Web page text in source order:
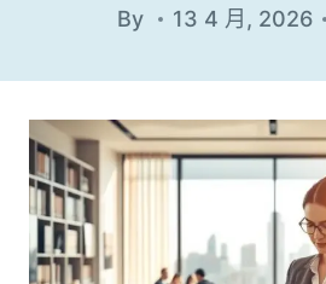
By 13 4 月, 2026